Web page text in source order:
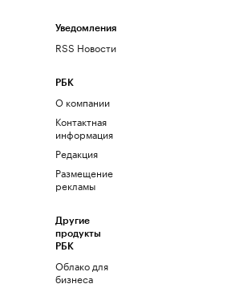
Уведомления
RSS Новости
РБК
О компании
Контактная
информация
Редакция
Размещение
рекламы
Другие
продукты
РБК
Облако для
бизнеса